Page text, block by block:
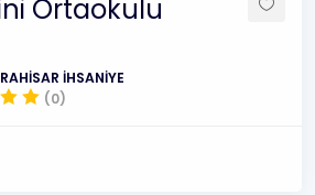
Ortaokulu
İHSANİYE
(0)